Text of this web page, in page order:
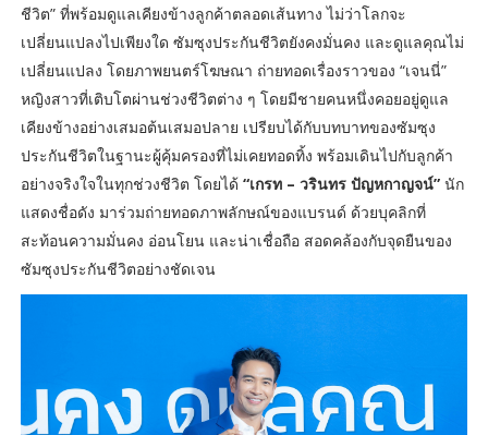
ชีวิต” ที่พร้อมดูแลเคียงข้างลูกค้าตลอดเส้นทาง ไม่ว่าโลกจะ
เปลี่ยนแปลงไปเพียงใด ซัมซุงประกันชีวิตยังคงมั่นคง และดูแลคุณไม่
เปลี่ยนแปลง โดยภาพยนตร์โฆษณา ถ่ายทอดเรื่องราวของ “เจนนี่”
หญิงสาวที่เติบโตผ่านช่วงชีวิตต่าง ๆ โดยมีชายคนหนึ่งคอยอยู่ดูแล
เคียงข้างอย่างเสมอต้นเสมอปลาย เปรียบได้กับบทบาทของซัมซุง
ประกันชีวิตในฐานะผู้คุ้มครองที่ไม่เคยทอดทิ้ง พร้อมเดินไปกับลูกค้า
อย่างจริงใจในทุกช่วงชีวิต โดยได้ “เกรท – วรินทร ปัญหกาญจน์”นัก
แสดงชื่อดัง มาร่วมถ่ายทอดภาพลักษณ์ของแบรนด์ ด้วยบุคลิกที่
สะท้อนความมั่นคง อ่อนโยน และน่าเชื่อถือ สอดคล้องกับจุดยืนของ
ซัมซุงประกันชีวิตอย่างชัดเจน